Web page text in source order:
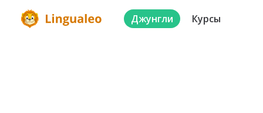
Джунгли Курсы